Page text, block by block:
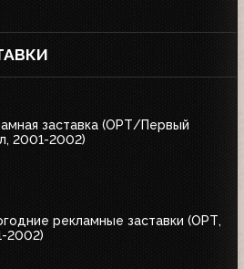
заставка (ОРТ/Первый
2001-2002)
рекламные заставки (ОРТ,
2002)